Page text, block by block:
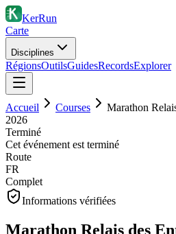
KerRun
Carte
Disciplines
RégionsOutilsGuidesRecordsExplorer
Accueil Courses
Marathon
2026
Terminé
Cet événement est terminé
Route
FR
Complet
Informations vérifiées
Marathon Relais des